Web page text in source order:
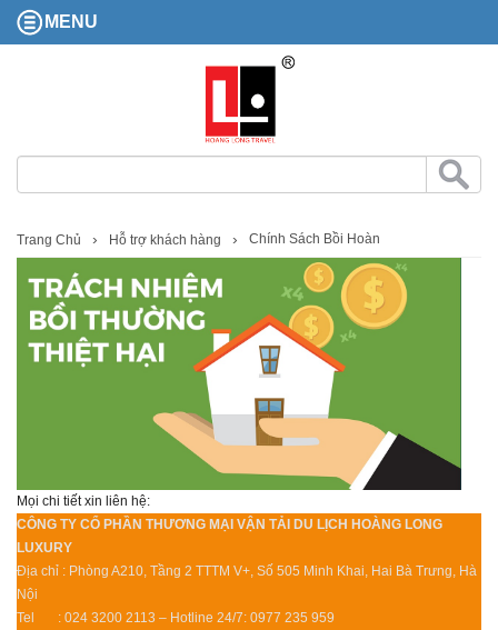
MENU
Trang Chủ Hỗ trợ khách hàng Chính Sách Bồi Hoàn
Mọi chi tiết xin liên hệ:
CÔNG TY CỔ PHẦN THƯƠNG MẠI VẬN TẢI DU LỊCH HOÀNG LONG
LUXURY
Địa chỉ : Phòng A210, Tầng 2 TTTM V+, Số 505 Minh Khai, Hai Bà Trưng, Hà
Nội
Tel : 024 3200 2113 – Hotline 24/7: 0977 235 959